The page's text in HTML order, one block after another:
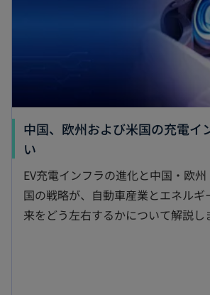
中国、欧州および米国の充電イ
い
し
い
タ
EV充電インフラの進化と中国・欧
国の戦略が、自動車産業とエネルギ
来をどう左右するかについて解説し